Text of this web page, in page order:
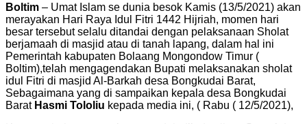
Boltim – Umat Islam se dunia besok Kamis (13/5/2021) akan
merayakan Hari Raya Idul Fitri 1442 Hijriah, momen hari
besar tersebut selalu ditandai dengan pelaksanaan Sholat
berjamaah di masjid atau di tanah lapang, dalam hal ini
Pemerintah kabupaten Bolaang Mongondow Timur (
Boltim),telah mengagendakan Bupati melaksanakan sholat
idul Fitri di masjid Al-Barkah desa Bongkudai Barat,
Sebagaimana yang di sampaikan kepala desa Bongkudai
Barat Hasmi Tololiu kepada media ini, ( Rabu ( 12/5/2021),